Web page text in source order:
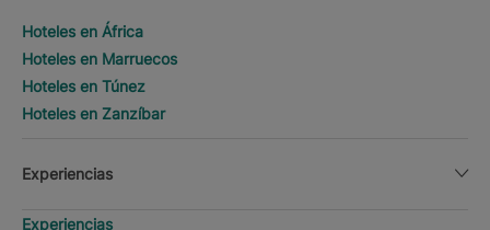
Hoteles en África
Hoteles en Marruecos
Hoteles en Túnez
Hoteles en Zanzíbar
Experiencias
Experiencias